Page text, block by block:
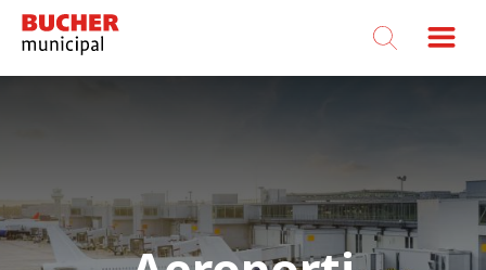
Bucher
Municipal